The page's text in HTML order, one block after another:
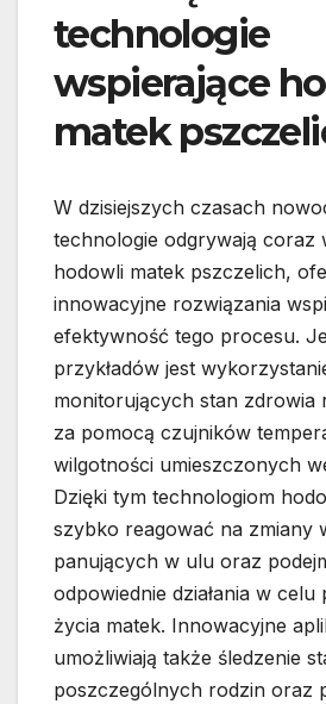
technologie
wspierające
matek
W dzisiejszych czasach
technologie odgrywają coraz
hodowli matek pszczelich,
innowacyjne rozwiązania
efektywność tego procesu.
przykładów jest
monitorujących stan zdrowia
za pomocą czujników
wilgotności umieszczonych
Dzięki tym technologiom
szybko reagować na zmiany
panujących w ulu oraz
odpowiednie działania w
życia matek. Innowacyjne
umożliwiają także śledzenie
poszczególnych rodzin oraz